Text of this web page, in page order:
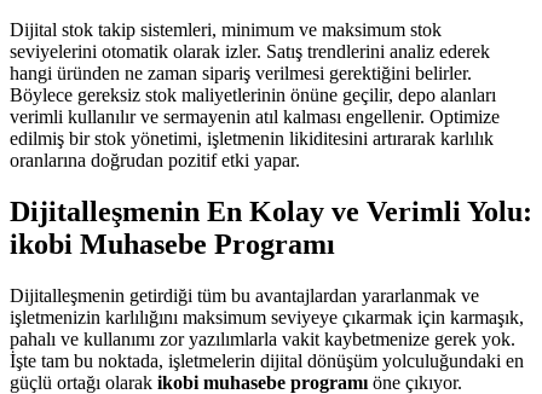
Dijital stok takip sistemleri, minimum ve maksimum stok
seviyelerini otomatik olarak izler. Satış trendlerini analiz ederek
hangi üründen ne zaman sipariş verilmesi gerektiğini belirler.
Böylece gereksiz stok maliyetlerinin önüne geçilir, depo alanları
verimli kullanılır ve sermayenin atıl kalması engellenir. Optimize
edilmiş bir stok yönetimi, işletmenin likiditesini artırarak karlılık
oranlarına doğrudan pozitif etki yapar.
Dijitalleşmenin En Kolay ve Verimli Yolu:
ikobi Muhasebe Programı
Dijitalleşmenin getirdiği tüm bu avantajlardan yararlanmak ve
işletmenizin karlılığını maksimum seviyeye çıkarmak için karmaşık,
pahalı ve kullanımı zor yazılımlarla vakit kaybetmenize gerek yok.
İşte tam bu noktada, işletmelerin dijital dönüşüm yolculuğundaki en
güçlü ortağı olarak ikobi muhasebe programı öne çıkıyor.